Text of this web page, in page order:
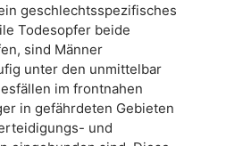
geschlechtsspezifisches
Todesopfer beide
sind Männer
unter den unmittelbar
im frontnahen
in gefährdeten Gebieten
und